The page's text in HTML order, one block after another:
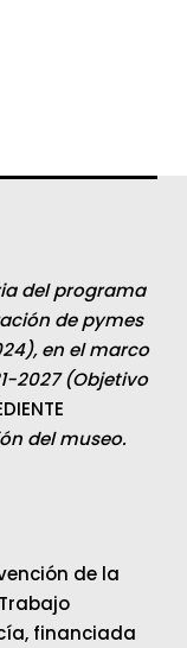
del programa
de pymes
en el marco
2027 (Objetivo
del museo.
de la
financiada